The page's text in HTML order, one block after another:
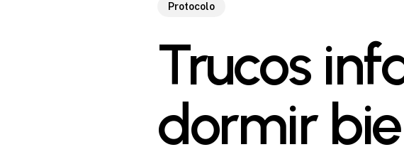
Protocolo
Trucos
dormir